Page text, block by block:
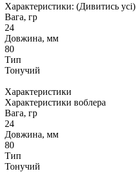
Характеристики: (Дивитись усі)
Вага, гр
24
Довжина, мм
80
Тип
Тонучий
Характеристики
Характеристики воблера
Вага, гр
24
Довжина, мм
80
Тип
Тонучий